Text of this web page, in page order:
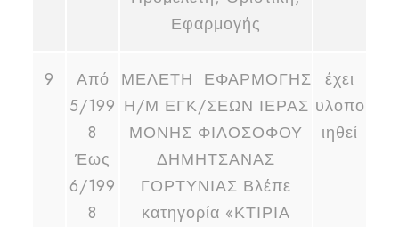
Εφαρμογής
9
Από
5/199
8
Έως
6/199
8
ΜΕΛΕΤΗ ΕΦΑΡΜΟΓΗΣ
Η/Μ ΕΓΚ/ΣΕΩΝ ΙΕΡΑΣ
ΜΟΝΗΣ ΦΙΛΟΣΟΦΟΥ
ΔΗΜΗΤΣΑΝΑΣ
ΓΟΡΤΥΝΙΑΣ Βλέπε
κατηγορία «ΚΤΙΡΙΑ
έχει
υλοπο
ιηθεί